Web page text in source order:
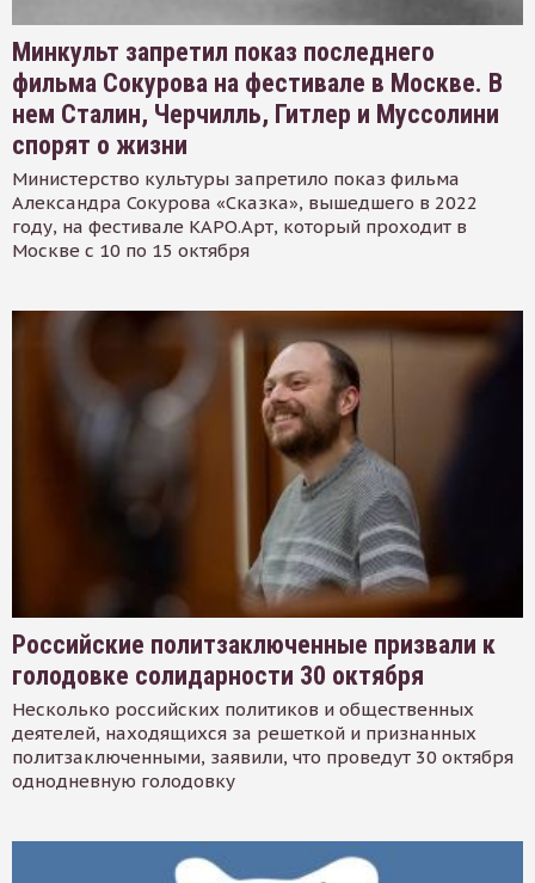
Минкульт запретил показ последнего
фильма Сокурова на фестивале в Москве. В
нем Сталин, Черчилль, Гитлер и Муссолини
спорят о жизни
Министерство культуры запретило показ фильма
Александра Сокурова «Сказка», вышедшего в 2022
году, на фестивале КАРО.Арт, который проходит в
Москве с 10 по 15 октября
Российские политзаключенные призвали к
голодовке солидарности 30 октября
Несколько российских политиков и общественных
деятелей, находящихся за решеткой и признанных
политзаключенными, заявили, что проведут 30 октября
однодневную голодовку